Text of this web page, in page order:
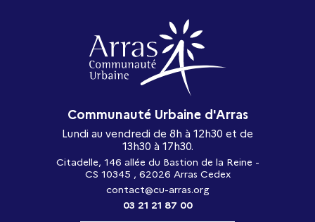
Communauté Urbaine d'Arras
Lundi au vendredi de 8h à 12h30 et de
13h30 à 17h30.
Citadelle, 146 allée du Bastion de la Reine -
CS 10345 , 62026 Arras Cedex
contact@cu-arras.org
03 21 21 87 00